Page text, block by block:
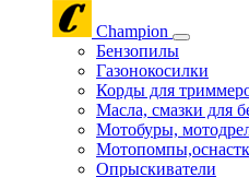
Champion
Бензопилы
Газонокосилки
Корды для
Масла, смазки для
Мотобуры,
Опрыскиватели